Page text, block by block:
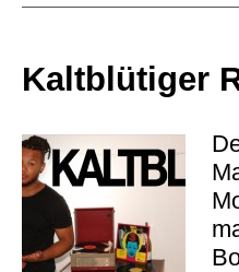
Kaltblütiger